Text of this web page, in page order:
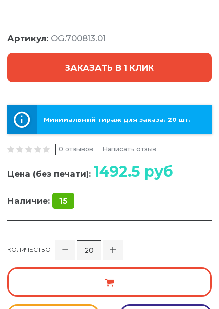
Артикул: OG.700813.01
ЗАКАЗАТЬ В 1 КЛИК
Минимальный тираж для заказа: 20 шт.
0 отзывов Написать отзыв
Цена (без печати): 1492.5 руб
Наличие: 15
КОЛИЧЕСТВО